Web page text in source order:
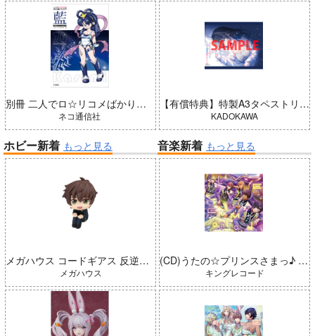
別冊 二人でロ☆リコメばかり描いていた 藍（五藤加純イラストCollection）
ネコ通信社
【有償特典】特製A3タペストリー（＃ラブコメ好きとこっそり繋がりたい）
KADOKAWA
ホビー新着 もっと見る
メガハウス コードギアス 反逆のルルーシュ るかっぷ 枢木スザク 完成品
メガハウス
音楽新着 もっと見る
(CD)うたの☆プリンスさまっ♪ LIVE EMOTION 2nd Anniversary CD レン・翔・セシル・嶺二・綺羅
キングレコード